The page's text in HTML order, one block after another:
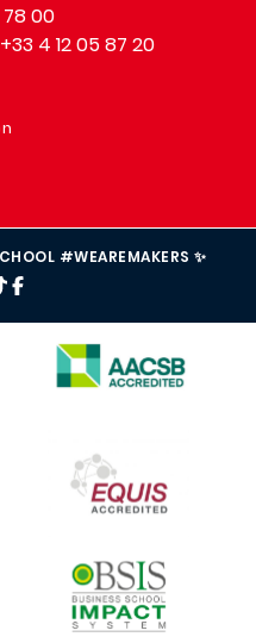
00
4 12 05 87 20
#WEAREMAKERS ✨
IMAGE